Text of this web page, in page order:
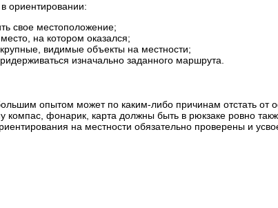
ориентировании:
свое местоположение;
на котором оказался;
крупные, видимые объекты на местности;
изначально заданного маршрута.
опытом может по каким-либо причинам отстать от
компас, фонарик, карта должны быть в рюкзаке ровно
на местности обязательно проверены и